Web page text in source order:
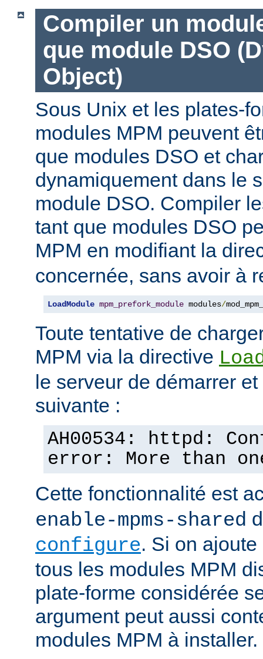
Compiler un
que module DSO
Object)
Sous Unix et les plates-
modules MPM peuvent
que modules DSO et
dynamiquement dans le
module DSO. Compiler
tant que modules DSO
MPM en modifiant la
concernée, sans avoir à
LoadModule mpm_prefork_module modules/
Toute tentative de
MPM via la directive
le serveur de démarrer
suivante :
AH00534: httpd:
error: More than
Cette fonctionnalité est
enable-mpms-shared
configure. Si on
tous les modules MPM
plate-forme considérée
argument peut aussi
modules MPM à installer.